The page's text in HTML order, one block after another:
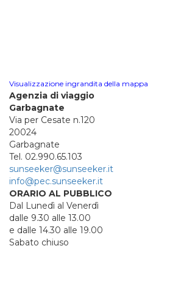
Visualizzazione ingrandita della mappa
Agenzia di viaggio
Garbagnate
Via per Cesate n.120
20024
Garbagnate
Tel. 02.990.65.103
sunseeker@sunseeker.it
info@pec.sunseeker.it
ORARIO AL PUBBLICO
Dal Lunedì al Venerdì
dalle 9.30 alle 13.00
e dalle 14.30 alle 19.00
Sabato chiuso